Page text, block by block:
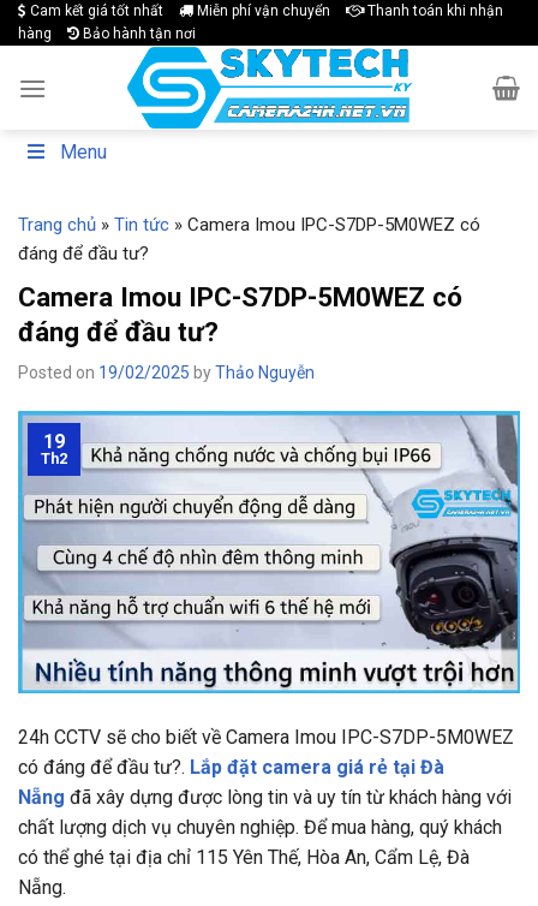
Skip
to
Cam kết giá tốt nhất Miễn phí vận chuyển
Thanh toán khi nhận
hàng
Bảo hành tận nơi
Menu
Trang chủ » Tin tức » Camera Imou IPC-S7DP-5M0WEZ có
đáng để đầu tư?
Camera Imou IPC-S7DP-5M0WEZ có
đáng để đầu tư?
Posted on 19/02/2025 byThảo Nguyễn
19
Th2
24h CCTV sẽ cho biết về Camera Imou IPC-S7DP-5M0WEZ
có đáng để đầu tư?. Lắp đặt camera giá rẻ tại Đà
Nẵng đã xây dựng được lòng tin và uy tín từ khách hàng với
chất lượng dịch vụ chuyên nghiệp. Để mua hàng, quý khách
có thể ghé tại địa chỉ 115 Yên Thế, Hòa An, Cẩm Lệ, Đà
Nẵng.